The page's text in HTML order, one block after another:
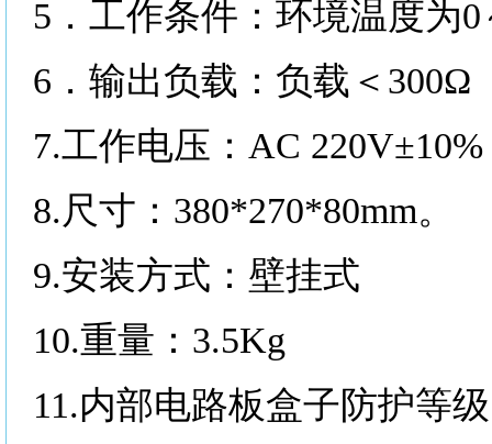
5．工作条件：环境温度为
6．输出负载：负载＜300Ω
7.工作电压：AC 220V±10%
8.尺寸：380*270*80mm。
9.安装方式：壁挂式
10.重量：3.5Kg
11.内部电路板盒子防护等